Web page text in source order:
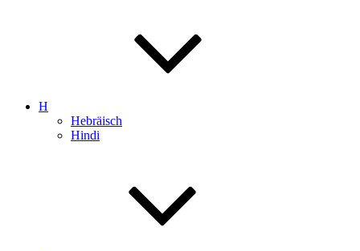
H
Hebräisch
Hindi